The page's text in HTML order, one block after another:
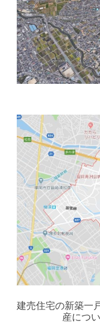
建売住宅の新築一
産につ